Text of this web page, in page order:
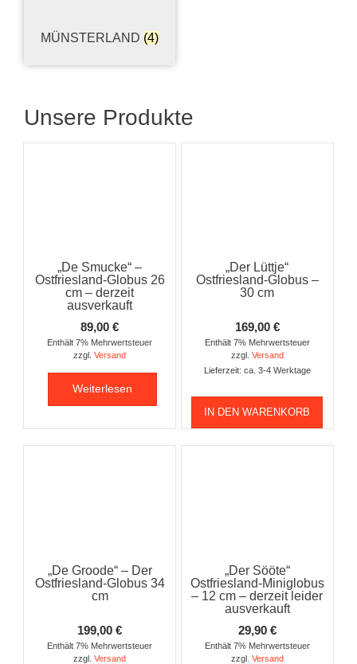
MÜNSTERLAND (4)
Unsere Produkte
„De Smucke“ –
Ostfriesland-Globus 26
cm – derzeit
ausverkauft
89,00€
Enthält 7% Mehrwertsteuer
zzgl.Versand
Weiterlesen
„Der Lüttje“
Ostfriesland-Globus –
30 cm
169,00 €
Enthält 7% Mehrwertsteuer
zzgl. Versand
Lieferzeit: ca. 3-4 Werktage
IN DEN WARENKORB
„De Groode“ – Der
Ostfriesland-Globus 34
cm
199,00€
Enthält 7% Mehrwertsteuer
zzgl.Versand
„Der Sööte“
Ostfriesland-Miniglobus
– 12 cm – derzeit leider
ausverkauft
29,90 €
Enthält 7% Mehrwertsteuer
zzgl. Versand